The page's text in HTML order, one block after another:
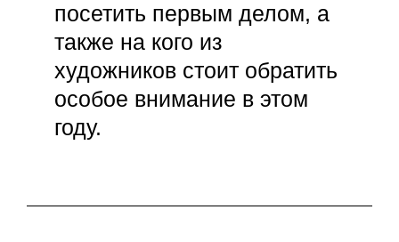
посетить первым делом, а
также на кого из
художников стоит обратить
особое внимание в этом
году.